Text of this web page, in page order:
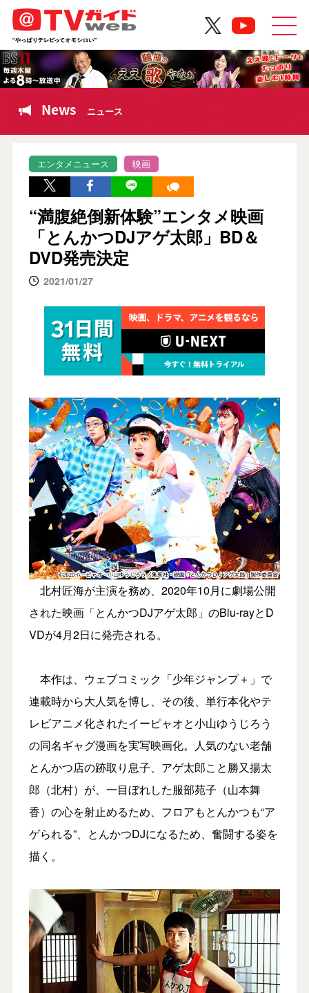
News ニュース
エンタメニュース 映画
“満腹絶倒新体験”エンタメ映画
「とんかつDJアゲ太郎」BD＆
DVD発売決定
2021/01/27
北村匠海が主演を務め、2020年10月に劇場公開
された映画「とんかつDJアゲ太郎」のBlu-rayとD
VDが4月2日に発売される。
本作は、ウェブコミック「少年ジャンプ＋」で
連載時から大人気を博し、その後、単行本化やテ
レビアニメ化されたイーピャオと小山ゆうじろう
の同名ギャグ漫画を実写映画化。人気のない老舗
とんかつ店の跡取り息子、アゲ太郎こと勝又揚太
郎（北村）が、一目ぼれした服部苑子（山本舞
香）の心を射止めるため、フロアもとんかつも“ア
ゲられる”、とんかつDJになるため、奮闘する姿を
描く。